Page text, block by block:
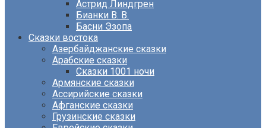
Астрид Линдгрен
Бианки В. В.
Басни Эзопа
Сказки востока
Азербайджанские сказки
Арабские сказки
Сказки 1001 ночи
Армянские сказки
Ассирийские сказки
Афганские сказки
Грузинские сказки